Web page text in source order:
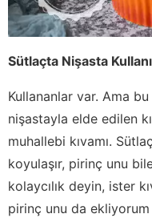
Sütlaçta Nişasta
Kullananlar var. Ama
nişastayla elde edilen
muhallebi kıvamı.
koyulaşır, pirinç unu
kolaycılık deyin, ister
pirinç unu da